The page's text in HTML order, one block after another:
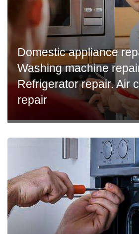
Domestic appliance
Washing machine
Refrigerator repair. Air
repair